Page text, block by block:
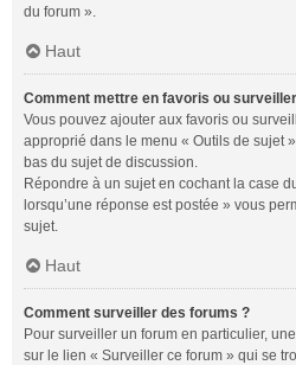
du forum ».
Haut
Comment mettre en favoris ou
Vous pouvez ajouter aux favoris ou
approprié dans le menu « Outils de sujet
bas du sujet de discussion.
Répondre à un sujet en cochant la case
lorsqu’une réponse est postée » vous
sujet.
Haut
Comment surveiller des forums ?
Pour surveiller un forum en particulier,
sur le lien « Surveiller ce forum » qui se